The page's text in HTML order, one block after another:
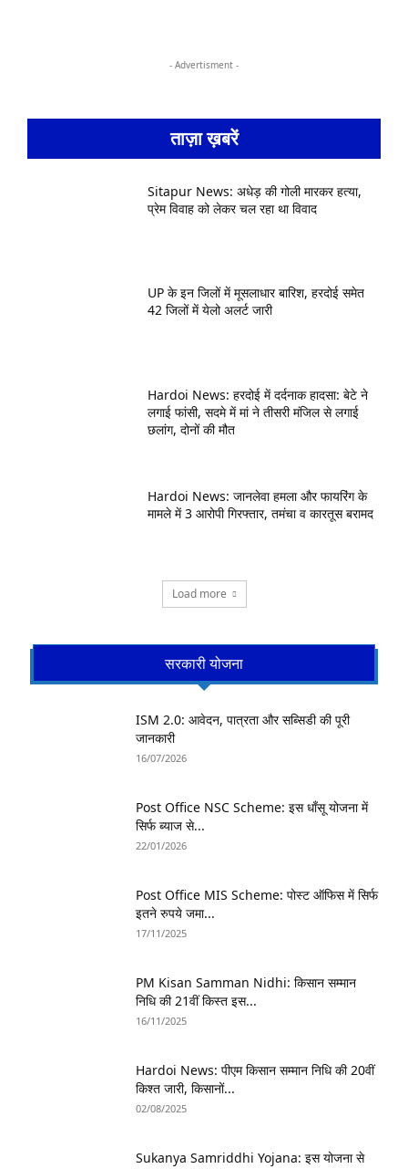
- Advertisment -
ताज़ा ख़बरें
Sitapur News: अधेड़ की गोली मारकर हत्या,
प्रेम विवाह को लेकर चल रहा था विवाद
UP के इन जिलों में मूसलाधार बारिश, हरदोई समेत
42 जिलों में येलो अलर्ट जारी
Hardoi News: हरदोई में दर्दनाक हादसा: बेटे ने
लगाई फांसी, सदमे में मां ने तीसरी मंजिल से लगाई
छलांग, दोनों की मौत
Hardoi News: जानलेवा हमला और फायरिंग के
मामले में 3 आरोपी गिरफ्तार, तमंचा व कारतूस बरामद
Load more
सरकारी योजना
ISM 2.0: आवेदन, पात्रता और सब्सिडी की पूरी
जानकारी
16/07/2026
Post Office NSC Scheme: इस धाँसू योजना में
सिर्फ ब्याज से...
22/01/2026
Post Office MIS Scheme: पोस्ट ऑफिस में सिर्फ
इतने रुपये जमा...
17/11/2025
PM Kisan Samman Nidhi: किसान सम्मान
निधि की 21वीं किस्त इस...
16/11/2025
Hardoi News: पीएम किसान सम्मान निधि की 20वीं
किश्त जारी, किसानों...
02/08/2025
Sukanya Samriddhi Yojana: इस योजना से